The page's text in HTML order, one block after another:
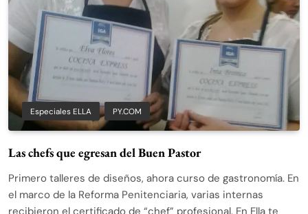
Especiales ELLA PY.COM
Las chefs que egresan del Buen Pastor
Primero talleres de diseños, ahora curso de gastronomía. En
el marco de la Reforma Penitenciaria, varias internas